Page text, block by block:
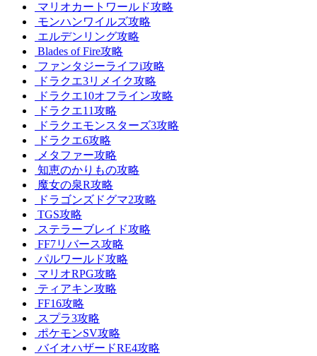
マリオカートワールド攻略
モンハンワイルズ攻略
エルデンリング攻略
Blades of Fire攻略
ファンタジーライフi攻略
ドラクエ3リメイク攻略
ドラクエ10オフライン攻略
ドラクエ11攻略
ドラクエモンスターズ3攻略
ドラクエ6攻略
メタファー攻略
知恵のかりもの攻略
魔女の泉R攻略
ドラゴンズドグマ2攻略
TGS攻略
ステラーブレイド攻略
FF7リバース攻略
パルワールド攻略
マリオRPG攻略
ティアキン攻略
FF16攻略
スプラ3攻略
ポケモンSV攻略
バイオハザードRE4攻略